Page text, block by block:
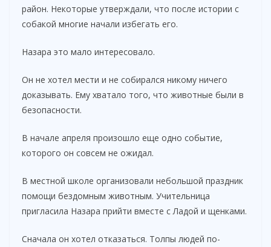
район. Некоторые утверждали, что после истории с
собакой многие начали избегать его.
Назара это мало интересовало.
Он не хотел мести и не собирался никому ничего
доказывать. Ему хватало того, что животные были в
безопасности.
В начале апреля произошло еще одно событие,
которого он совсем не ожидал.
В местной школе организовали небольшой праздник
помощи бездомным животным. Учительница
пригласила Назара прийти вместе с Ладой и щенками.
Сначала он хотел отказаться. Толпы людей по-